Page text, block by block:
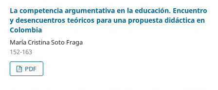
La competencia argumentativa en la educación. Encuentro
y desencuentros teóricos para una propuesta didáctica en
Colombia
María Cristina Soto Fraga
152-163
PDF